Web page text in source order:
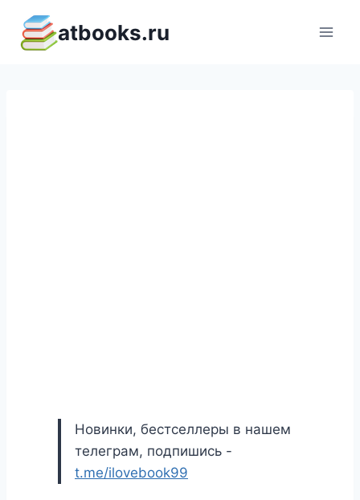
содержимому
atbooks.ru
Новинки, бестселлеры в нашем
телеграм, подпишись -
t.me/ilovebook99